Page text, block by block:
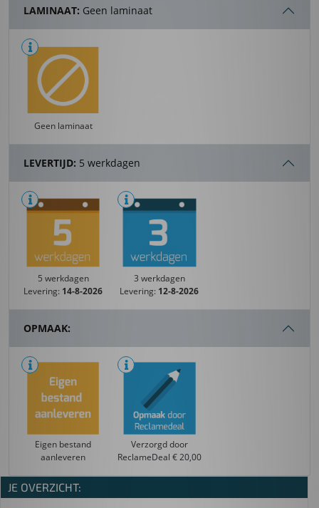
LAMINAAT: Geen laminaat
Geen laminaat
LEVERTIJD: 5 werkdagen
5 werkdagen
Levering: 14-8-2026
3 werkdagen
Levering: 12-8-2026
OPMAAK:
Eigen bestand
aanleveren
Verzorgd door
ReclameDeal € 20,00
JE OVERZICHT: